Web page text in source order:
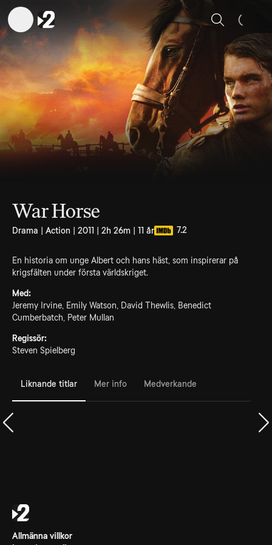
Sök
War Horse
Drama | Action | 2011 | 2h 26m | 11 år 7.2
En historia om unge Albert och hans häst, som inspirerar på
krigsfälten under första världskriget.
Med:
Jeremy Irvine, Emily Watson, David Thewlis, Benedict
Cumberbatch, Peter Mullan
Regissör:
Steven Spielberg
Liknande titlar Mer info Medverkande
Allmänna villkor